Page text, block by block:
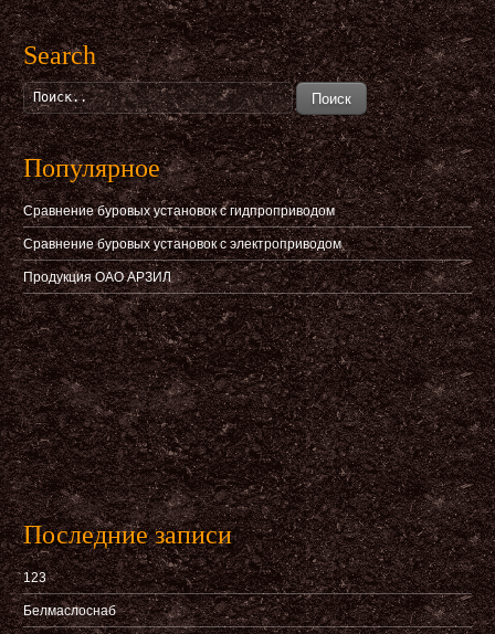
Search
Поиск
Популярное
Сравнение буровых установок с гидпроприводом
Сравнение буровых установок с электроприводом
Продукция ОАО АРЗИЛ
Последние записи
123
Белмаслоснаб